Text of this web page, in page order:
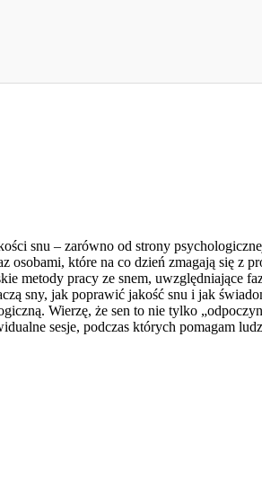
snu – zarówno od strony
które na co dzień zmagają się z
metody pracy ze snem, uwzględniające
sny, jak poprawić jakość snu i jak
Wierzę, że sen to nie tylko
sesje, podczas których pomagam